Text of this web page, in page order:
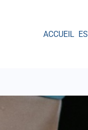
ACCUEIL